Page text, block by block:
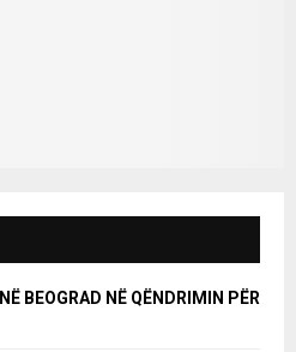
BEOGRAD NË QËNDRIMIN PËR